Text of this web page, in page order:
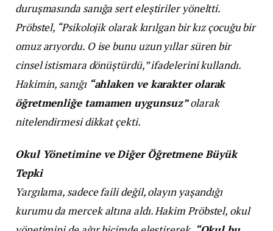
duruşmasında sanığa sert eleştiriler yöneltti.
Pröbstel, “Psikolojik olarak kırılgan bir kız çocuğu bir
omuz arıyordu. O ise bunu uzun yıllar süren bir
cinsel istismara dönüştürdü,” ifadelerini kullandı.
Hakimin, sanığı “ahlaken ve karakter olarak
öğretmenliğe tamamen uygunsuz”olarak
nitelendirmesi dikkat çekti.
Okul Yönetimine ve Diğer Öğretmene Büyük
Tepki
Yargılama, sadece faili değil, olayın yaşandığı
kurumu da mercek altına aldı. Hakim Pröbstel, okul